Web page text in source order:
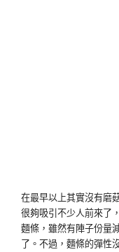
在最早以上其實沒有磨
很夠吸引不少人前來了
麵條，雖然有陣子份量
了。不過，麵條的彈性